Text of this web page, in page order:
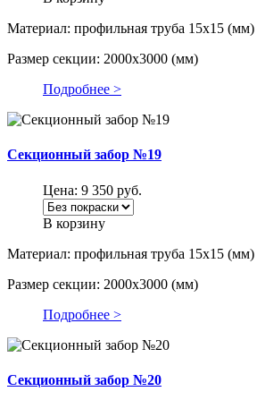
Материал: профильная труба 15х15 (мм)
Размер секции: 2000х3000 (мм)
Подробнее >
Секционный забор №19
Цена: 9 350 руб.
В корзину
Материал: профильная труба 15х15 (мм)
Размер секции: 2000х3000 (мм)
Подробнее >
Секционный забор №20